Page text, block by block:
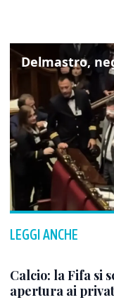
LEGGI ANCHE
Calcio: la Fifa si
apertura ai